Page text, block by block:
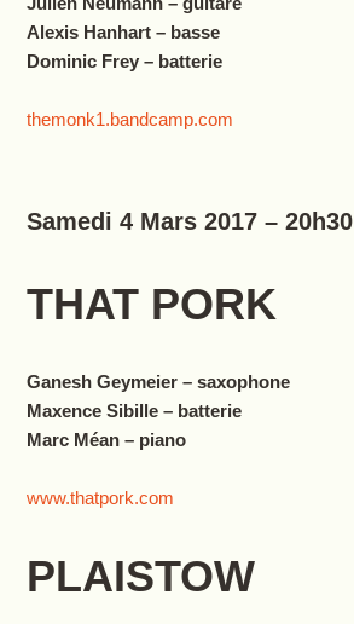
Alexis Hanhart – basse
Dominic Frey – batterie
themonk1.bandcamp.com
Samedi 4 Mars 2017 – 20h30
THAT PORK
Ganesh Geymeier – saxophone
Maxence Sibille – batterie
Marc Méan – piano
www.thatpork.com
PLAISTOW